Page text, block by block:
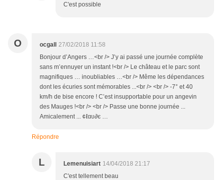
C'est possible
O ocgall 27/02/2018 11:58
Bonjour d’Angers …<br /> J’y ai passé une journée complète
sans m’ennuyer un instant !<br /> Le château et le parc sont
magnifiques … inoubliables …<br /> Même les dépendances
dont les écuries sont mémorables ...<br /> <br /> -7° et 40
km/h de bise encore ! C’est insupportable pour un angevin
des Mauges !<br /> <br /> Passe une bonne journée ...
Amicalement ... ¢ℓαυ∂є …
Répondre
L Lemenuisiart 14/04/2018 21:17
C'est tellement beau